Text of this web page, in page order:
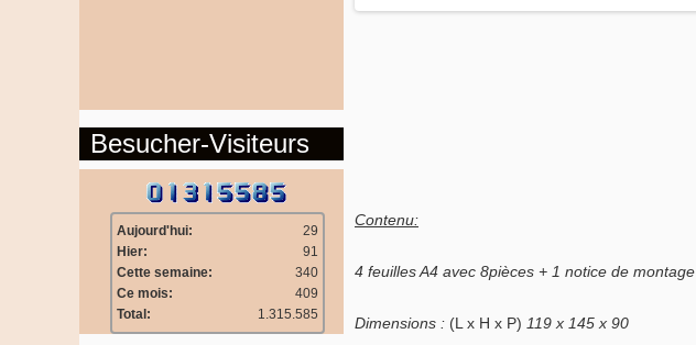
Besucher-Visiteurs
Aujourd'hui:
29
Hier:
91
Cette semaine:
340
Ce mois:
409
Total:
1.315.585
Contenu:
4 feuilles A4 avec 8pièces + 1 notice de montage
Dimensions : (L x H x P) 119 x 145 x 90